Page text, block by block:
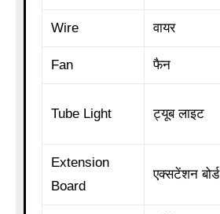
Wire वायर
Fan फैन
Tube Light ट्यूब लाइट
Extension
Board
एक्सटेंशन बोर्ड